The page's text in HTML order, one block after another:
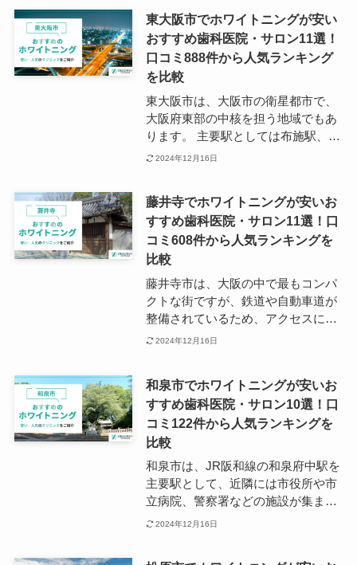
入れるJR姫路駅で、周辺には大型施
設が立ち並んでいます。 また、姫路
駅の近辺には多くの歯科医院があ
り、特に北口側にはホワイトニング
に特化したクリニックも多数点在し
ています。 駅前以外にも、大通りに
沿う形で歯科医院が立ち並び、かか
りつけのクリニック探しには困らな
い環境です。
東大阪市でホワイトニングが安い
おすすめ歯科医院・サロン11選！
口コミ888件から人気ランキング
を比較
東大阪市は、大阪市の衛星都市で、
大阪府東部の中核を担う地域でもあ
ります。 主要駅としては布施駅、東
花園駅、石切駅などがあり、市全体
を置く一方で、学生都市としても賑
わいを見せる東大阪市では、医療設
備も充実しており、歯科医院だけで
も280ほどの施設があります。 東大
阪市でホワイトニングに対応する歯
科医院は、夜間診療を行っていると
ころも多いため、忙しい方でも無理
なく通うことができるでしょう。
2024年12月16日
藤井寺でホワイトニングが安いお
すすめ歯科医院・サロン11選！口
コミ608件から人気ランキングを
比較
藤井寺市は、大阪の中で最もコンパ
クトな街ですが、鉄道や自動車道が
整備されているため、アクセスに困
ることはありません。 藤井寺市の主
ワイトニングの施術にも対応してい
るところが多くあります。 藤井寺で
ホワイトニングを受けたい方は、ま
ずは駅周辺の歯科医院をリサーチし
てみてください。
2024年12月16日
和泉市でホワイトニングが安いお
すすめ歯科医院・サロン10選！口
コミ122件から人気ランキングを
比較
和泉市は、JR阪和線の和泉府中駅を
主要駅として、近隣には市役所や市
立病院、警察署などの施設が集まっ
ています。 自然豊かで歴史的な観光
2024年12月16日